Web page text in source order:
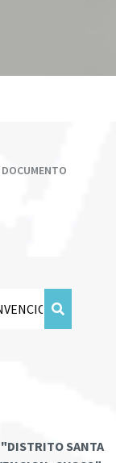
"DISTRITO SANTA